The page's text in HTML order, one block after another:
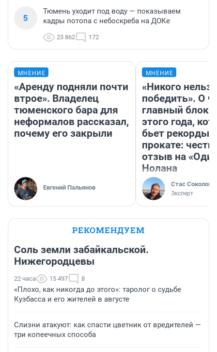
5
Тюмень уходит под воду — показываем
кадры потопа с небоскреба на ДОКе
23 862 172
МНЕНИЕ
«Аренду подняли почти
втрое». Владелец
тюменского бара для
неформалов рассказал,
почему его закрыли
Евгений Пальянов
МНЕНИЕ
«Никого нельзя
победить». О
главный
этого года,
бьет рекорды в
прокате:
отзыв на
Нолана
Стас Соколов
Эксперт
РЕКОМЕНДУЕМ
Соль земли забайкальской.
Нижегородцевы
22 часа 15 497 8
«Плохо, как никогда до этого»: таролог о судьбе
Кузбасса и его жителей в августе
Слизни атакуют: как спасти цветник от вредителей —
три копеечных способа